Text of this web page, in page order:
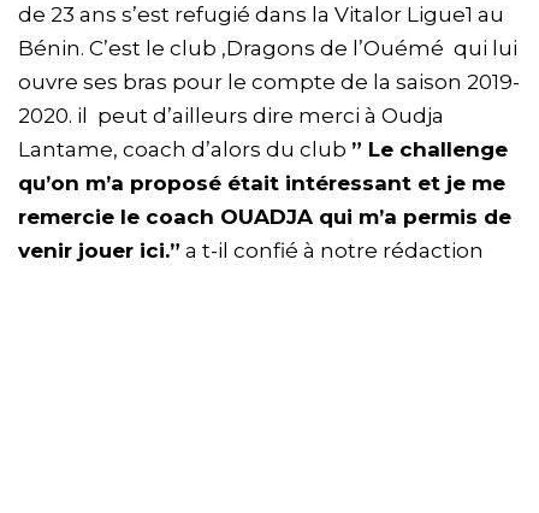
de 23 ans s’est refugié dans la Vitalor Ligue1 au
Bénin. C’est le club ,Dragons de l’Ouémé qui lui
ouvre ses bras pour le compte de la saison 2019-
2020. il peut d’ailleurs dire merci à Oudja
Lantame, coach d’alors du club ” Le challenge
qu’on m’a proposé était intéressant et je me
remercie le coach OUADJA qui m’a permis de
venir jouer ici.” a t-il confié à notre rédaction